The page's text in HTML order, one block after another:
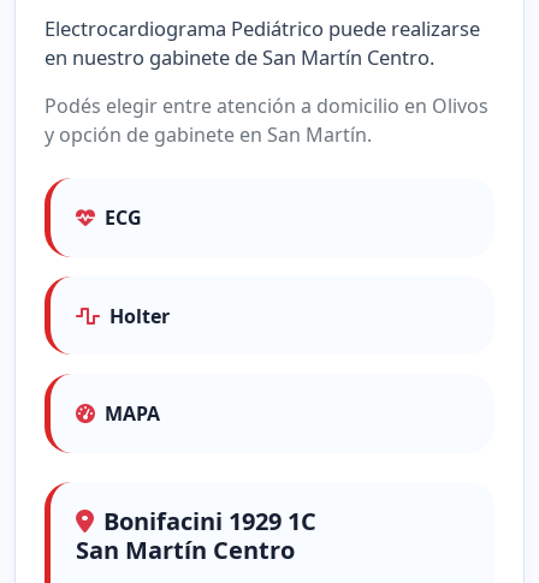
Electrocardiograma Pediátrico puede realizarse
en nuestro gabinete de San Martín Centro.
Podés elegir entre atención a domicilio en Olivos
y opción de gabinete en San Martín.
ECG
Holter
MAPA
Bonifacini 1929 1C
San Martín Centro